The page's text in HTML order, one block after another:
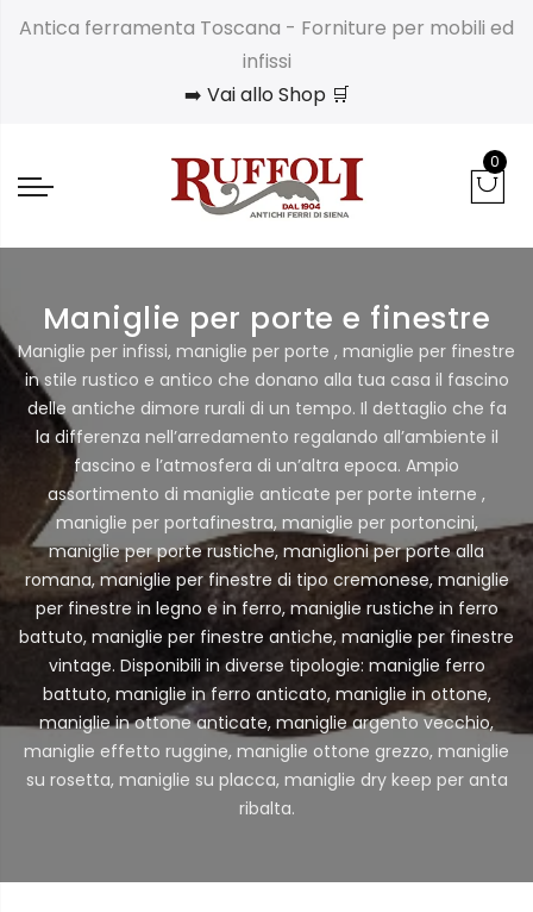
Antica ferramenta Toscana - Forniture per mobili ed
infissi
➡️ Vai allo Shop 🛒
0
Maniglie per porte e finestre
Maniglie per infissi, maniglie per porte , maniglie per finestre
in stile rustico e antico che donano alla tua casa il fascino
delle antiche dimore rurali di un tempo. Il dettaglio che fa
la differenza nell’arredamento regalando all’ambiente il
fascino e l’atmosfera di un’altra epoca. Ampio
assortimento di maniglie anticate per porte interne ,
maniglie per portafinestra, maniglie per portoncini,
maniglie per porte rustiche, maniglioni per porte alla
romana, maniglie per finestre di tipo cremonese, maniglie
per finestre in legno e in ferro, maniglie rustiche in ferro
battuto, maniglie per finestre antiche, maniglie per finestre
vintage. Disponibili in diverse tipologie: maniglie ferro
battuto, maniglie in ferro anticato, maniglie in ottone,
maniglie in ottone anticate, maniglie argento vecchio,
maniglie effetto ruggine, maniglie ottone grezzo, maniglie
su rosetta, maniglie su placca, maniglie dry keep per anta
ribalta.